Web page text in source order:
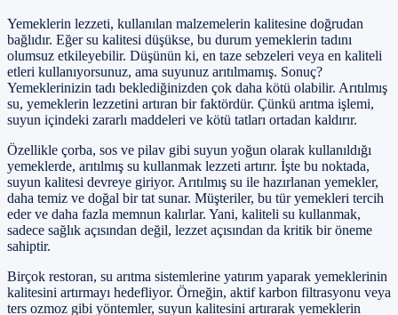
Yemeklerin lezzeti, kullanılan malzemelerin kalitesine doğrudan
bağlıdır. Eğer su kalitesi düşükse, bu durum yemeklerin tadını
olumsuz etkileyebilir. Düşünün ki, en taze sebzeleri veya en kaliteli
etleri kullanıyorsunuz, ama suyunuz arıtılmamış. Sonuç?
Yemeklerinizin tadı beklediğinizden çok daha kötü olabilir. Arıtılmış
su, yemeklerin lezzetini artıran bir faktördür. Çünkü arıtma işlemi,
suyun içindeki zararlı maddeleri ve kötü tatları ortadan kaldırır.
Özellikle çorba, sos ve pilav gibi suyun yoğun olarak kullanıldığı
yemeklerde, arıtılmış su kullanmak lezzeti artırır. İşte bu noktada,
suyun kalitesi devreye giriyor. Arıtılmış su ile hazırlanan yemekler,
daha temiz ve doğal bir tat sunar. Müşteriler, bu tür yemekleri tercih
eder ve daha fazla memnun kalırlar. Yani, kaliteli su kullanmak,
sadece sağlık açısından değil, lezzet açısından da kritik bir öneme
sahiptir.
Birçok restoran, su arıtma sistemlerine yatırım yaparak yemeklerinin
kalitesini artırmayı hedefliyor. Örneğin, aktif karbon filtrasyonu veya
ters ozmoz gibi yöntemler, suyun kalitesini artırarak yemeklerin